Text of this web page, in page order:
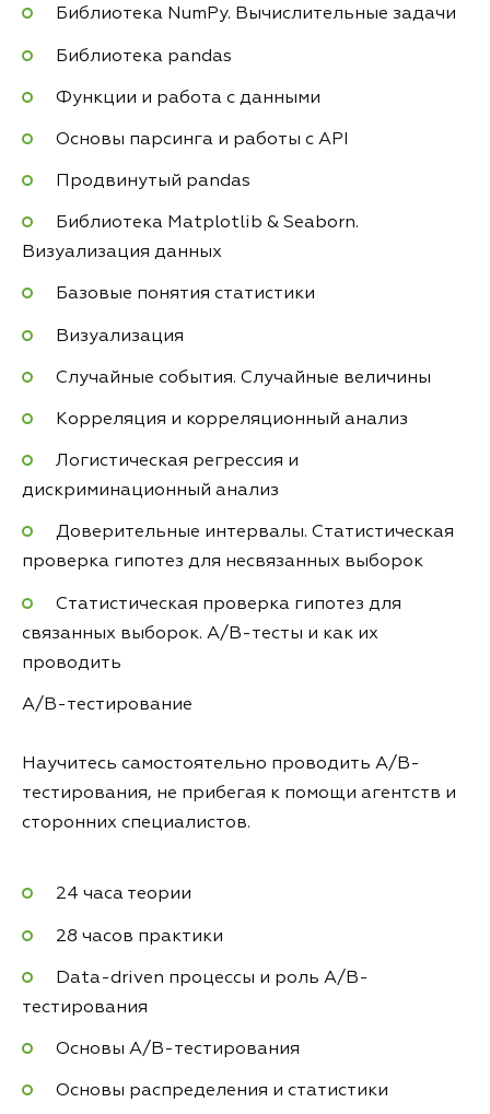
Библиотека NumPy. Вычислительные задачи
Библиотека pandas
Функции и работа с данными
Основы парсинга и работы с API
Продвинутый pandas
Библиотека Matplotlib & Seaborn.
Визуализация данных
Базовые понятия статистики
Визуализация
Случайные события. Случайные величины
Корреляция и корреляционный анализ
Логистическая регрессия и
дискриминационный анализ
Доверительные интервалы. Статистическая
проверка гипотез для несвязанных выборок
Статистическая проверка гипотез для
связанных выборок. A/B-тесты и как их
проводить
A/B-тестирование
Научитесь самостоятельно проводить A/B-
тестирования, не прибегая к помощи агентств и
сторонних специалистов.
24 часа теории
28 часов практики
Data-driven процессы и роль A/B-
тестирования
Основы A/B-тестирования
Основы распределения и статистики